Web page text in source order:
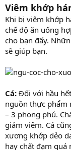
Viêm khớp
Khi bị viêm khớp
chế độ ăn uống
cho bạn đấy.
sẽ giúp bạn.
Cá: Đối với hầu
nguồn thực phẩm
– 3 phong phú.
giảm viêm. Cá
xương khớp dẻo
hay chất đạm